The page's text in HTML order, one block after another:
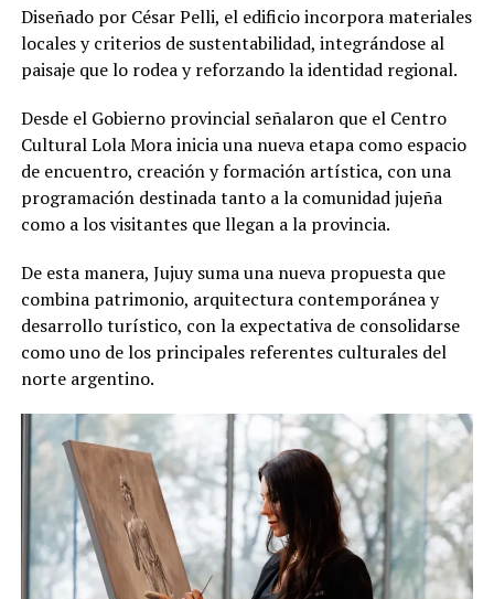
Diseñado por César Pelli, el edificio incorpora materiales
locales y criterios de sustentabilidad, integrándose al
paisaje que lo rodea y reforzando la identidad regional.
Desde el Gobierno provincial señalaron que el Centro
Cultural Lola Mora inicia una nueva etapa como espacio
de encuentro, creación y formación artística, con una
programación destinada tanto a la comunidad jujeña
como a los visitantes que llegan a la provincia.
De esta manera, Jujuy suma una nueva propuesta que
combina patrimonio, arquitectura contemporánea y
desarrollo turístico, con la expectativa de consolidarse
como uno de los principales referentes culturales del
norte argentino.